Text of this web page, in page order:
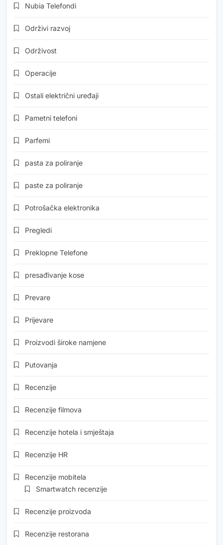
Nubia Telefondi
Održivi razvoj
Održivost
Operacije
Ostali električni uređaji
Pametni telefoni
Parfemi
pasta za poliranje
paste za poliranje
Potrošačka elektronika
Pregledi
Preklopne Telefone
presađivanje kose
Prevare
Prijevare
Proizvodi široke namjene
Putovanja
Recenzije
Recenzije filmova
Recenzije hotela i smještaja
Recenzije HR
Recenzije mobitela
Smartwatch recenzije
Recenzije proizvoda
Recenzije restorana